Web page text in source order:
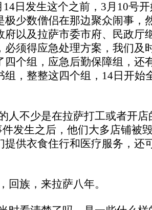
14日发生这个之前，3月10号
极少数僧侣在那边聚众闹事，
府以及拉萨市委市府、民政厅
必须得应急处理方案，我们及
四个组，应急后勤保障组，还
组，整整这四个组，14日开始
人不少是在拉萨打工或者开店
件发生之后，他们大多店铺被
提供衣食住行和医疗服务，还
回族，来拉萨八年。